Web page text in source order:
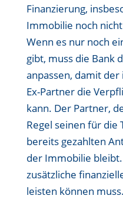
Finanzierung,
Immobilie noch
Wenn es nur noch
gibt, muss die Bank
anpassen, damit
Ex-Partner die
kann. Der Partner,
Regel seinen für die
bereits gezahlten
der Immobilie
zusätzliche
leisten können muss.